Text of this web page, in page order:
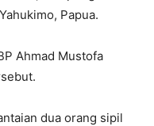
Papua.
Ahmad Mustofa
dua orang sipil